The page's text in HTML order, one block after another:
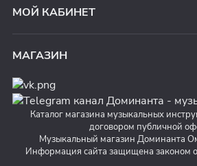
МОЙ КАБИНЕТ
МАГАЗИН
Каталог магазина музыкальных
договором публичной
Музыкальный магазин Доминанта
Информация сайта защищена законом